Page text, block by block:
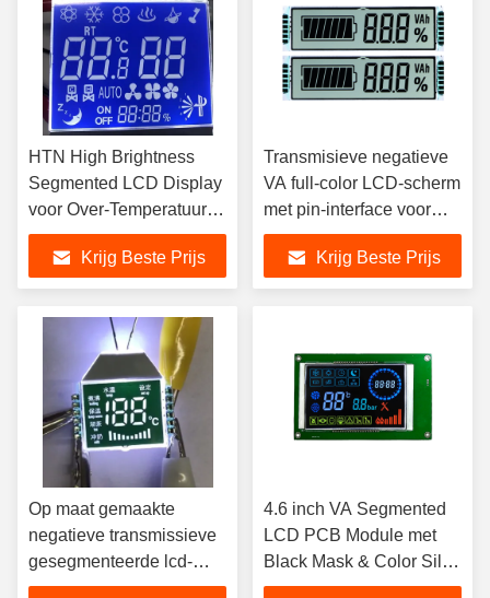
HTN High Brightness
Segmented LCD Display
voor Over-Temperatuur
Thermostaat, segment
lcd display, segment lcd
Krijg Beste Prijs
Transmisieve negatieve
VA full-color LCD-scherm
met pin-interface voor
energieopslag en
lcd-scherm,segment lcd
Krijg Beste Prijs
Op maat gemaakte
negatieve transmissieve
gesegmenteerde lcd-
scherm RoHS & REACH
4.6 inch VA Segmented
LCD PCB Module met
Black Mask & Color Silk-
Screen, segment lcd